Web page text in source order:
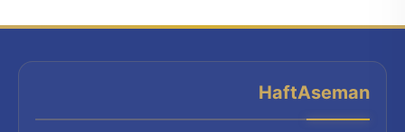
HaftAseman